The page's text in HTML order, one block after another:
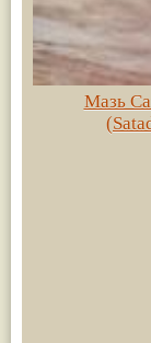
Мазь